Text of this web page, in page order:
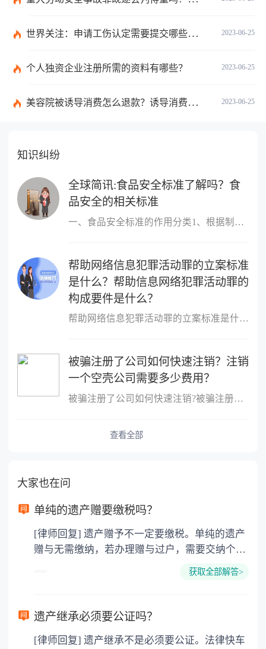
2023-06-25
世界关注：申请工伤认定需要提交哪些材料？提出工伤认定申请依据是什么？
2023-06-25
个人独资企业注册所需的资料有哪些？
2023-06-25
美容院被诱导消费怎么退款？诱导消费多少钱可以立案？ 当前短讯
知识纠纷
全球简讯:食品安全标准了解吗？食
品安全的相关标准
一、食品安全标准的作用分类1、根据制定标准的主体进行分类，包括国
帮助网络信息犯罪活动罪的立案标准
是什么？帮助信息网络犯罪活动罪的
构成要件是什么？
帮助网络信息犯罪活动罪的立案标准是什么？帮助网络信息犯罪活动罪
被骗注册了公司如何快速注销？注销
一个空壳公司需要多少费用？
被骗注册了公司如何快速注销?被骗注册公司想注销该公司的注销流程：
查看全部
大家也在问
单纯的遗产赠要缴税吗？
[律师回复] 遗产赠予不一定要缴税。单纯的遗产
赠与无需缴纳，若办理赠与过户，需要交纳个人
所得税、契税和公证费。赠与过户是没有增值税
要缴纳公证费，具体如下： 1. 公证费：按房
3. 印花税：按房屋评估价的0.05%缴纳 4. 土
获取全部解答>
遗产继承必须要公证吗？
[律师回复] 遗产继承不是必须要公证。法律快车